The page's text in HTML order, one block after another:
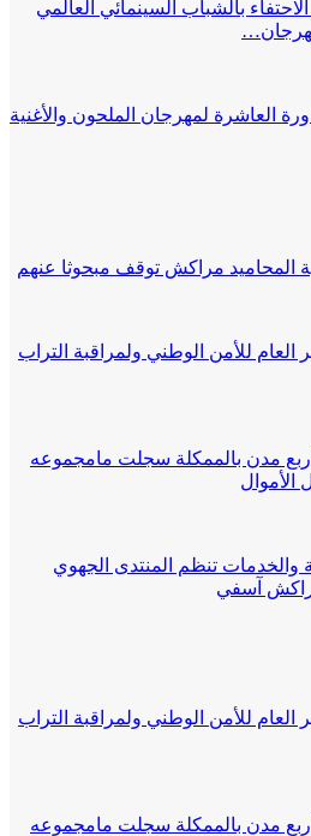
بالشباب السينمائي العالمي
العاشرة لمهرجان الملحون والأغنية
المحاميد مراكش توقف مبحوثا عنهم
العام للأمن الوطني ولمراقبة التراب
أربع مدن بالممكلة سجلت مامجموعه
والخدمات تنظم المنتدى الجهوي
آسفي
العام للأمن الوطني ولمراقبة التراب
أربع مدن بالممكلة سجلت مامجموعه